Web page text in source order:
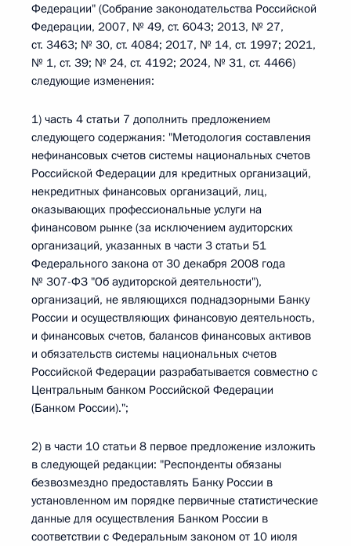
Федерации" (Собрание законодательства Российской
Федерации, 2007, № 49, ст. 6043; 2013, № 27,
ст. 3463; № 30, ст. 4084; 2017, № 14, ст. 1997; 2021,
№ 1, ст. 39; № 24, ст. 4192; 2024, № 31, ст. 4466)
следующие изменения:
1) часть 4 статьи 7 дополнить предложением
следующего содержания: "Методология составления
нефинансовых счетов системы национальных счетов
Российской Федерации для кредитных организаций,
некредитных финансовых организаций, лиц,
оказывающих профессиональные услуги на
финансовом рынке (за исключением аудиторских
организаций, указанных в части 3 статьи 51
Федерального закона от 30 декабря 2008 года
№ 307-ФЗ "Об аудиторской деятельности"),
организаций, не являющихся поднадзорными Банку
России и осуществляющих финансовую деятельность,
и финансовых счетов, балансов финансовых активов
и обязательств системы национальных счетов
Российской Федерации разрабатывается совместно с
Центральным банком Российской Федерации
(Банком России).";
2) в части 10 статьи 8 первое предложение изложить
в следующей редакции: "Респонденты обязаны
безвозмездно предоставлять Банку России в
установленном им порядке первичные статистические
данные для осуществления Банком России в
соответствии с Федеральным законом от 10 июля